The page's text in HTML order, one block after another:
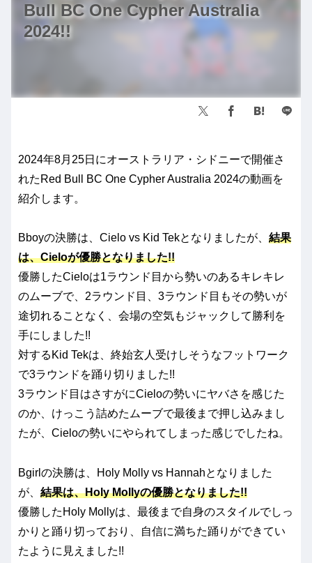
Bull BC One Cypher Australia
2024!!
2024年8月25日にオーストラリア・シドニーで開催さ
れたRed Bull BC One Cypher Australia 2024の動画を
紹介します。
Bboyの決勝は、Cielo vs Kid Tekとなりましたが、 結果
は、Cieloが優勝となりました!!
優勝したCieloは1ラウンド目から勢いのあるキレキレ
のムーブで、2ラウンド目、3ラウンド目もその勢いが
途切れることなく、会場の空気もジャックして勝利を
手にしました!!
対するKid Tekは、終始玄人受けしそうなフットワーク
で3ラウンドを踊り切りました!!
3ラウンド目はさすがにCieloの勢いにヤバさを感じた
のか、けっこう詰めたムーブで最後まで押し込みまし
たが、Cieloの勢いにやられてしまった感じでしたね。
Bgirlの決勝は、Holy Molly vs Hannahとなりました
が、 結果は、Holy Mollyの優勝となりました!!
優勝したHoly Mollyは、最後まで自身のスタイルでしっ
かりと踊り切っており、自信に満ちた踊りができてい
たように見えました!!